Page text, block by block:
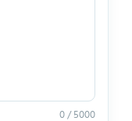
0 / 5000